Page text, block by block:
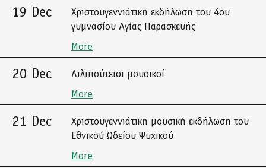
19 Dec
Χριστουγεννιάτικη εκδήλωση του 4ου
γυμνασίου Αγίας Παρασκευής
More
20 Dec
Λιλιπούτειοι μουσικοί
More
21 Dec
Χριστουγεννιάτικη μουσική εκδήλωση του
Εθνικού Ωδείου Ψυχικού
More